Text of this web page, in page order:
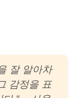
잘 알아차
감정을 표